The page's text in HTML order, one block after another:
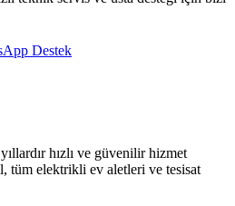
Destek
hızlı ve güvenilir hizmet
tüm elektrikli ev aletleri ve tesisat